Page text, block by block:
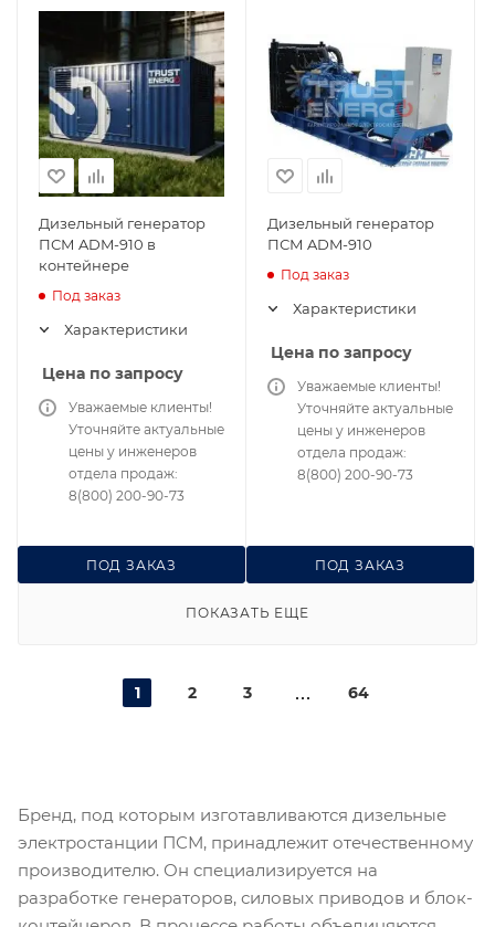
Дизельный генератор
ПСМ ADM-910 в
контейнере
Под заказ
Характеристики
Цена по запросу
ПОД ЗАКАЗ
Уважаемые клиенты!
Уточняйте актуальные
цены у инженеров
отдела продаж:
8(800) 200-90-73
Дизельный генератор
ПСМ ADM-910
Под заказ
Характеристики
Цена по запросу
ПОД ЗАКАЗ
Уважаемые клиенты!
Уточняйте актуальные
цены у инженеров
отдела продаж:
8(800) 200-90-73
ПОКАЗАТЬ ЕЩЕ
1 2 3 64
Бренд, под которым изготавливаются дизельные
электростанции ПСМ, принадлежит отечественному
производителю. Он специализируется на
разработке генераторов, силовых приводов и блок-